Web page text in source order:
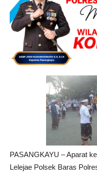
PASANGKAYU – Aparat
Lelejae Polsek Baras